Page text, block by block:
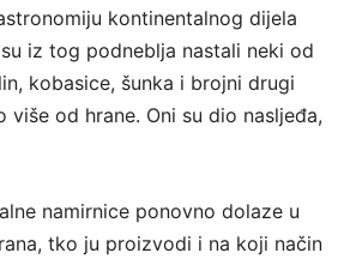
kontinentalnog dijela
iz tog podneblja nastali neki od
kobasice, šunka i brojni drugi
od hrane. Oni su dio nasljeđa,
namirnice ponovno dolaze u
tko ju proizvodi i na koji način